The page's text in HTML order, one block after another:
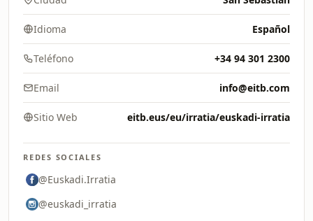
Idioma Español
Teléfono +34 94 301 2300
Email info@eitb.com
Sitio Web eitb.eus/eu/irratia/euskadi-irratia
REDES SOCIALES
@Euskadi.Irratia
@euskadi_irratia